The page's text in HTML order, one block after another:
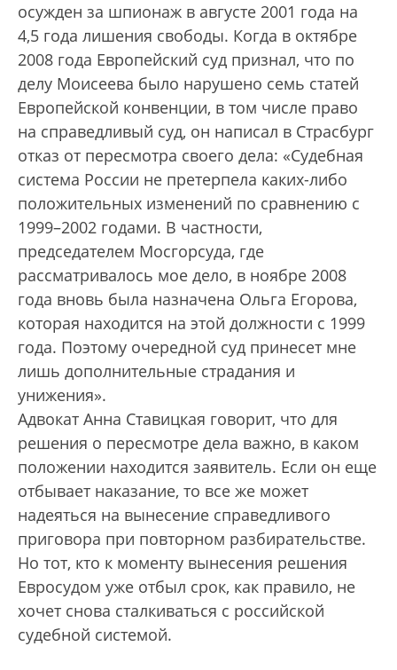
осужден за шпионаж в августе 2001 года на
4,5 года лишения свободы. Когда в октябре
2008 года Европейский суд признал, что по
делу Моисеева было нарушено семь статей
Европейской конвенции, в том числе право
на справедливый суд, он написал в Страсбург
отказ от пересмотра своего дела: «Судебная
система России не претерпела каких-либо
положительных изменений по сравнению с
1999–2002 годами. В частности,
председателем Мосгорсуда, где
рассматривалось мое дело, в ноябре 2008
года вновь была назначена Ольга Егорова,
которая находится на этой должности с 1999
года. Поэтому очередной суд принесет мне
лишь дополнительные страдания и
унижения».
Адвокат Анна Ставицкая говорит, что для
решения о пересмотре дела важно, в каком
положении находится заявитель. Если он еще
отбывает наказание, то все же может
надеяться на вынесение справедливого
приговора при повторном разбирательстве.
Но тот, кто к моменту вынесения решения
Евросудом уже отбыл срок, как правило, не
хочет снова сталкиваться с российской
судебной системой.